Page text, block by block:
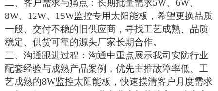
二、客户需求与痛点：长期批量需求5W、6W、
8W、12W、15W监控专用太阳能板，希望更换品质
一般、交付不稳的旧供应商，寻找工艺成熟、品质
稳定、供货可靠的源头厂家长期合作。
三、沟通跟进过程：沟通中重点展示我司安防行业
配套经验与成熟产品案例，优先主推故障率低、工
艺成熟的8W监控太阳能板 ，快速摸清客户月度需求